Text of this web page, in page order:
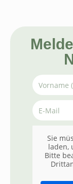
Sie
laden,
Bitte